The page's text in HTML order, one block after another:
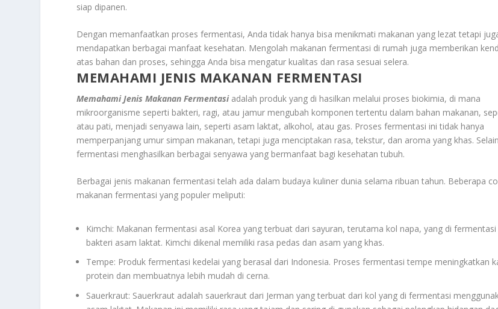
siap dipanen.
Dengan memanfaatkan proses fermentasi, Anda tidak hanya bisa menikmati makanan yang lezat tetapi
mendapatkan berbagai manfaat kesehatan. Mengolah makanan fermentasi di rumah juga memberikan
atas bahan dan proses, sehingga Anda bisa mengatur kualitas dan rasa sesuai selera.
MEMAHAMI JENIS MAKANAN FERMENTASI
Memahami Jenis Makanan Fermentasiadalah produk yang di hasilkan melalui proses biokimia, di mana
mikroorganisme seperti bakteri, ragi, atau jamur mengubah komponen tertentu dalam bahan makanan,
atau pati, menjadi senyawa lain, seperti asam laktat, alkohol, atau gas. Proses fermentasi ini tidak hanya
memperpanjang umur simpan makanan, tetapi juga menciptakan rasa, tekstur, dan aroma yang khas.
fermentasi menghasilkan berbagai senyawa yang bermanfaat bagi kesehatan tubuh.
Berbagai jenis makanan fermentasi telah ada dalam budaya kuliner dunia selama ribuan tahun. Beberapa
makanan fermentasi yang populer meliputi:
Kimchi: Makanan fermentasi asal Korea yang terbuat dari sayuran, terutama kol napa, yang di fermentasi
bakteri asam laktat. Kimchi dikenal memiliki rasa pedas dan asam yang khas.
Tempe: Produk fermentasi kedelai yang berasal dari Indonesia. Proses fermentasi tempe meningkatkan
protein dan membuatnya lebih mudah di cerna.
Sauerkraut: Sauerkraut adalah sauerkraut dari Jerman yang terbuat dari kol yang di fermentasi